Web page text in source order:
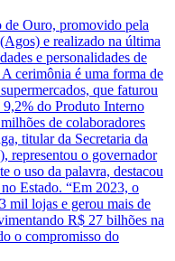
de Ouro, promovido pela
e realizado na última
e personalidades de
cerimônia é uma forma de
que faturou
do Produto Interno
de colaboradores
titular da Secretaria da
representou o governador
o uso da palavra, destacou
Estado. “Em 2023, o
mil lojas e gerou mais de
R$ 27 bilhões na
o compromisso do